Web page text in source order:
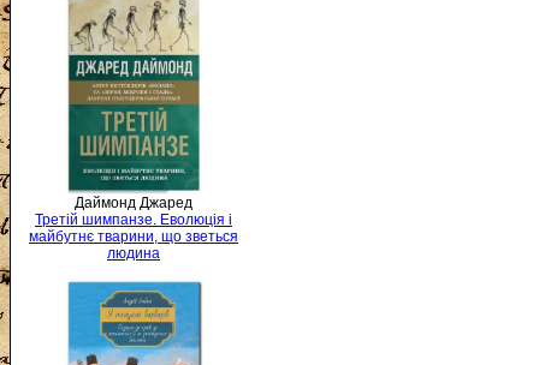
Даймонд Джаред
Третій шимпанзе. Еволюція і
майбутнє тварини, що зветься
людина